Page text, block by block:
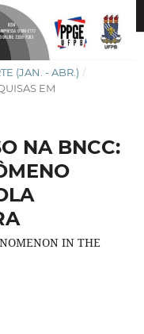
(JAN. - ABR.) /
EM
NA BNCC:
IN THE